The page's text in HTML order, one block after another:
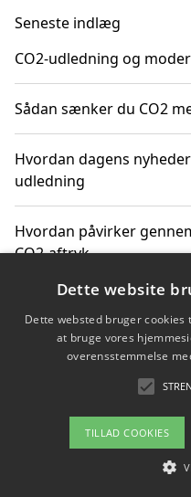
Seneste indlæg
CO2-udledning og
Sådan sænker du CO2
Hvordan dagens
udledning
Hvordan påvirker
CO2-aftryk
Hvordan nyheder om
hverdag
Om / kontakt
Dette website
Dette websted bruger
at bruge vores
overensstemmelse
TILLAD COOKIES